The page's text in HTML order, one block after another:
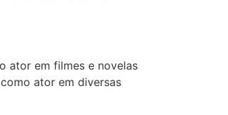
ator em filmes e novelas
ator em diversas